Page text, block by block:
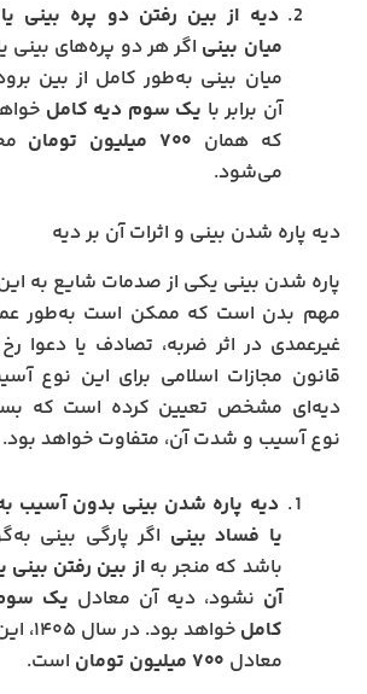
دیه از بین رفتن دو پره بینی
میان بینی اگر هر دو پره‌های بینی
میان بینی به‌طور کامل از بین
آن برابر با یک سوم دیه کامل
که همان ۷۰۰ میلیون تومان
می‌شود.
دیه پاره شدن بینی و اثرات آن بر دیه
پاره شدن بینی یکی از صدمات شایع به
مهم بدن است که ممکن است به‌طور
غیرعمدی در اثر ضربه، تصادف یا دعوا
قانون مجازات اسلامی برای این نوع
دیه‌ای مشخص تعیین کرده است که
نوع آسیب و شدت آن، متفاوت خواهد بود.
دیه پاره شدن بینی بدون آسیب
یا فساد بینی اگر پارگی بینی
باشد که منجر بهاز بین رفتن بینی
آن نشود، دیه آن معادل یک
کامل
خواهد بود.
معادل ۷۰۰ میلیون تومان
است.